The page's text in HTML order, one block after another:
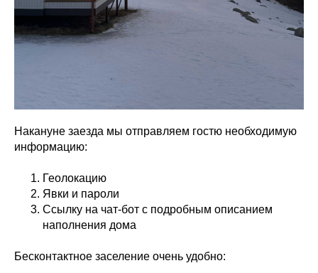
Накануне заезда мы отправляем гостю необходимую
информацию:
Геолокацию
Явки и пароли
Ссылку на чат-бот с подробным описанием
наполнения дома
Бесконтактное заселение очень удобно: